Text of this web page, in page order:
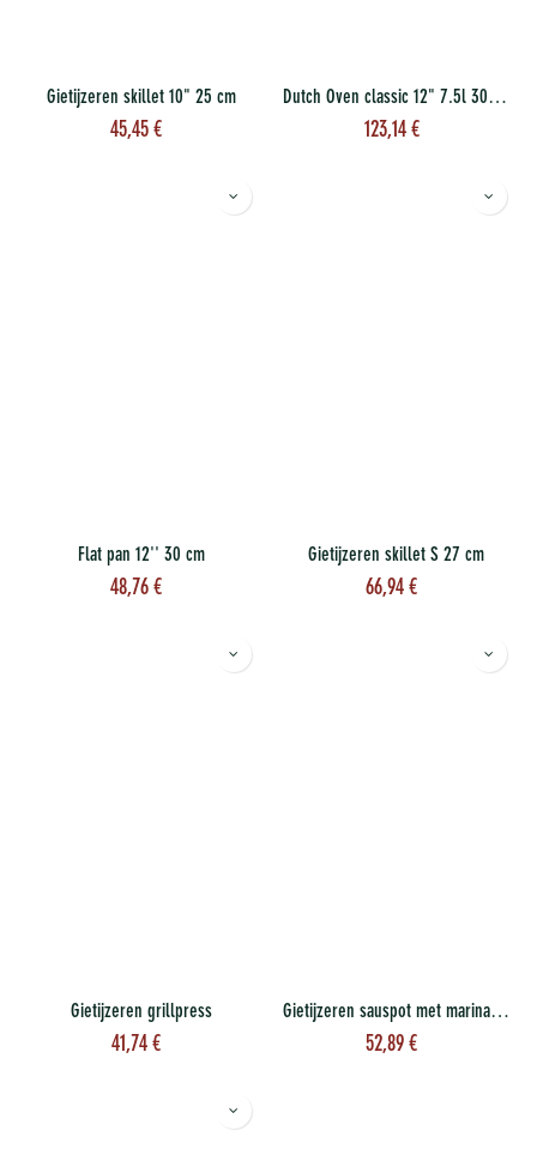
Gietijzeren skillet 10" 25 cm
45,45 €
Dutch Oven classic 12" 7.5l 30 cm
123,14€
Flat pan 12'' 30 cm
48,76 €
Gietijzeren skillet S 27 cm
66,94 €
Gietijzeren grillpress
41,74 €
Gietijzeren sauspot met marinadeborstel
52,89 €